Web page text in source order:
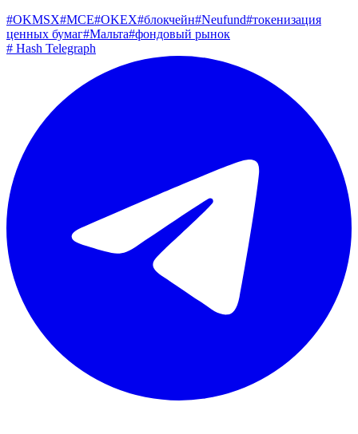
#OKMSX#MCE#OKEX#блокчейн#Neufund#токенизация
ценных бумаг#Мальта#фондовый рынок
# Hash Telegraph